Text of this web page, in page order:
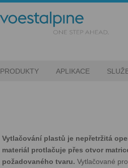
PRODUKTY APLIKACE
Vytlačování plastů je nepřetržitá
materiál protlačuje přes otvor
požadovaného tvaru. Vytlačované